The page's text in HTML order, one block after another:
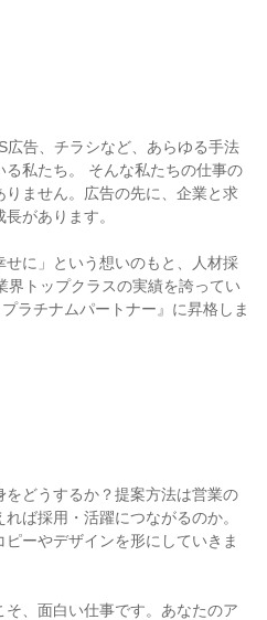
広告、チラシなど、あらゆる手法
私たち。 そんな私たちの仕事の
ません。広告の先に、企業と求
があります。
せに」という想いのもと、人材採
界トップクラスの実績を誇ってい
ラチナムパートナー』に昇格しま
どうするか？提案方法は営業の
ば採用・活躍につながるのか。
ーやデザインを形にしていきま
、面白い仕事です。あなたのア